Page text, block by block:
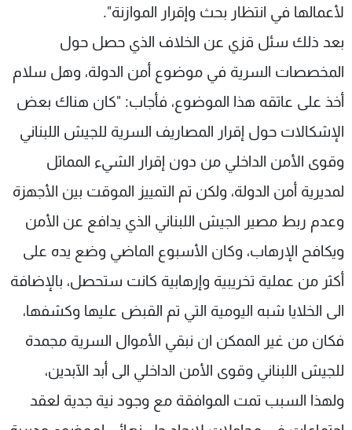
لأعمالها في انتظار بحث وإقرار الموازنة".
بعد ذلك سئل قزي عن الخلاف الذي حصل حول
المخصصات السرية في موضوع أمن الدولة، وهل سلام
أخذ على عاتقه هذا الموضوع، فأجاب: "كان هناك بعض
الإشكالات حول إقرار المصاريف السرية للجيش اللبناني
وقوى الأمن الداخلي من دون إقرار الشيء المماثل
لمديرية أمن الدولة، ولكن تم التمييز الموقت بين الأجهزة
وعدم ربط مصير الجيش اللبناني الذي يدافع عن الأمن
ويكافح الإرهاب، وكان الأسبوع الماضي وضع يده على
أكثر من عملية تخريبية وإرهابية كانت ستحصل، بالإضافة
الى الخلايا شبه اليومية التي تم القبض عليها وكشفها،
فكان من غير الممكن ان نبقي الأموال السرية مجمدة
للجيش اللبناني وقوى الأمن الداخلي الى أبد الآبدين،
ولهذا السبب تمت الموافقة مع وجود نية جدية لعقد